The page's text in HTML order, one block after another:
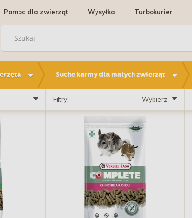
Pomoc dla zwierząt Wysyłka Turbokurier
Suche karmy dla małych zwierząt
Filtry: Wybierz